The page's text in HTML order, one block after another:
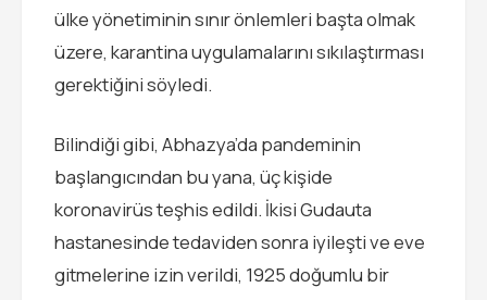
ülke yönetiminin sınır önlemleri başta olmak
üzere, karantina uygulamalarını sıkılaştırması
gerektiğini söyledi.
Bilindiği gibi, Abhazya’da pandeminin
başlangıcından bu yana, üç kişide
koronavirüs teşhis edildi. İkisi Gudauta
hastanesinde tedaviden sonra iyileşti ve eve
gitmelerine izin verildi, 1925 doğumlu bir